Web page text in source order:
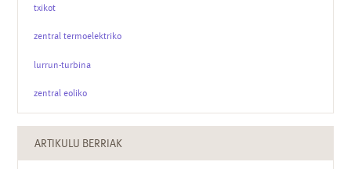
txikot
zentral termoelektriko
lurrun-turbina
zentral eoliko
ARTIKULU BERRIAK